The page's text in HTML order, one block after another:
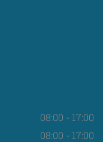
08:00 - 17:00
08:00 - 17:00